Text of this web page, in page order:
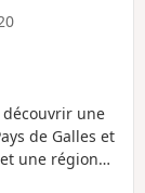
une
de Galles et
une région